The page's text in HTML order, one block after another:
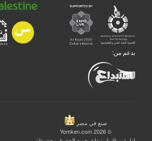
بدعم من:
صنع في مصر
© 2026 Yomken.com